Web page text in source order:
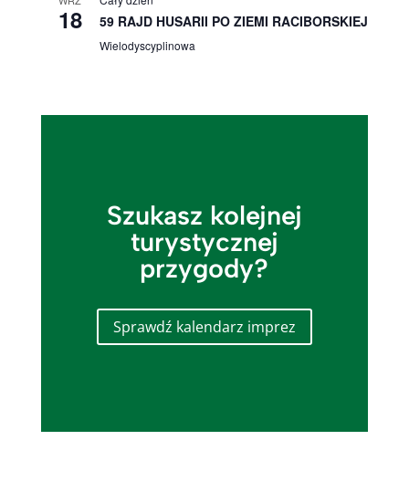
18 59 RAJD HUSARII PO ZIEMI RACIBORSKIEJ
Wielodyscyplinowa
Szukasz kolejnej
turystycznej
przygody?
Sprawdź kalendarz imprez